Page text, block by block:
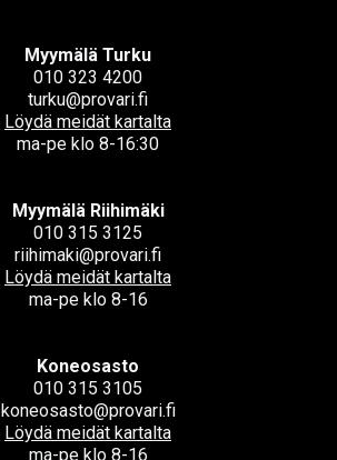
Myymälä Turku
010 323 4200
turku@provari.fi
Löydä meidät kartalta
ma-pe klo 8-16:30
Myymälä Riihimäki
010 315 3125
riihimaki@provari.fi
Löydä meidät kartalta
ma-pe klo 8-16
Koneosasto
010 315 3105
koneosasto@provari.fi
Löydä meidät kartalta
ma-pe klo 8-16